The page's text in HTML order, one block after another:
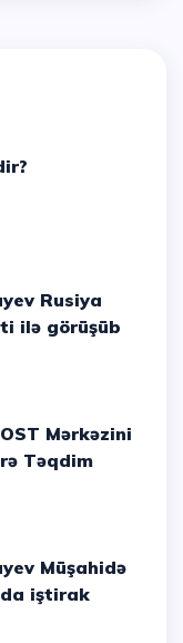
ilə görüşüb
Təqdim
iştirak